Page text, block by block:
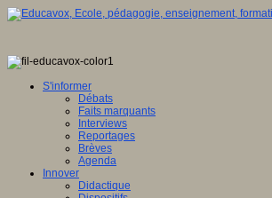
S'informer
Débats
Faits marquants
Interviews
Reportages
Brèves
Agenda
Innover
Didactique